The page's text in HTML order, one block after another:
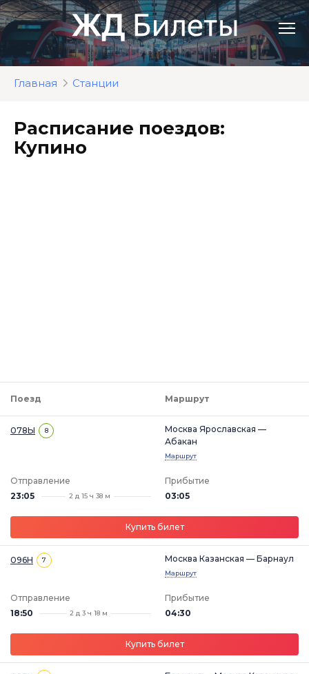
Перейти
к
контенту
Главная Станции
Расписание поездов:
Купино
Поезд Маршрут
078Ы 8
Москва Ярославская —
Абакан
Маршрут
Отправление
23:05
2 д 15 ч 38 м
Прибытие
03:05
Купить билет
096Н 7 Москва Казанская — Барнаул
Маршрут
Отправление
18:50
2 д 3 ч 18 м
Прибытие
04:30
Купить билет